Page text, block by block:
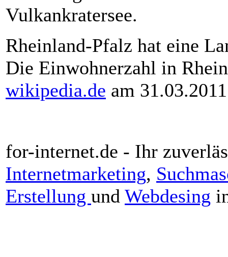
Vulkankratersee.
Rheinland-Pfalz hat eine
Die Einwohnerzahl in
wikipedia.de am
for-internet.de - Ihr
Internetmarketing,
Erstellung und Webdesing